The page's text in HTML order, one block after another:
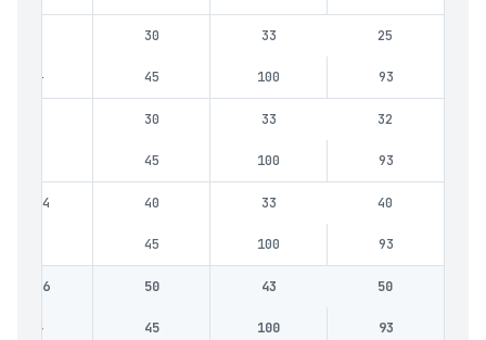
25
33
30
93
100
45
2.4
32
33
30
93
100
45
40
33
40
17.4
93
100
45
50
43
50
19.6
93
100
45
3.4